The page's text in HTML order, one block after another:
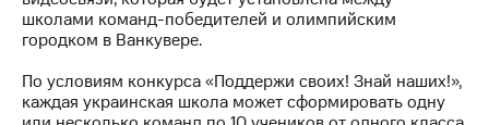
Описание
Еврооблигации-2023
Уведомление
о
погашении
именных
школами команд-победителей и олимпийским
городком в Ванкувере.
По условиям конкурса «Поддержи своих! Знай наших!»,
каждая украинская школа может сформировать одну